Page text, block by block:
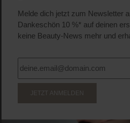
Melde dich jetzt zum Newsletter
Dankeschön 10 %* auf deinen
keine Beauty-News mehr und
JETZT ANMELDEN